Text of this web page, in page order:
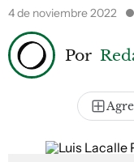
4 de noviembre 2022
Por